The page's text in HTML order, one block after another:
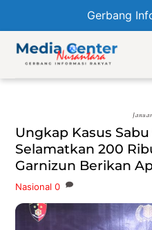
Gerbang
content
Ungkap Kasus
Selamatkan 200
Garnizun Berikan
Nasional 0